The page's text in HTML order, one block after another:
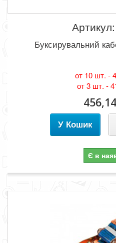
Буксирувальний
от 10 шт. -
от 3 шт. -
У Кошик
Є в